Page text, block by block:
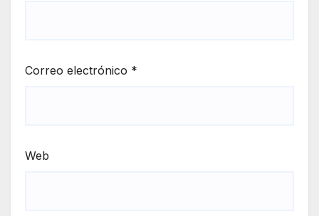
Correo electrónico *
Web